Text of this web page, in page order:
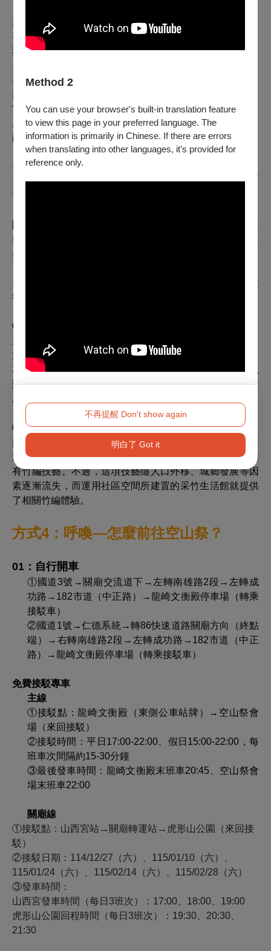
Method 2
You can use your browser's built-in translation feature
to view this page in your preferred language. The
information is primarily in Chinese. If there are errors
when translating into other languages, it’s provided for
reference only.
不再提醒 Don't show again
明白了 Got it
這次特別為2026「龍崎光節：空山祭」創作的《聲波
花》，靈感來自「山林呼喚」這個策展主題與龍崎的自然
環境，他以「無聲之聲」為引，探討自然與人之間未被聽
其結合聲音感測與光影控制，呈現出一種靜謐卻富含生命
當觀眾靠近時，彷彿受到召喚般，花瓣以聲波為律動緩緩
展開，透出神秘的藍綠光芒，在幽暗中閃耀如同宇宙深處
的能量生命體。
方式3：呼喚—除了觀賞作品以外，還
有哪些規劃？
祭還另外策畫了10場藝術導覽、3場主題工作坊、4場主題
表演及浪漫情人節特別企劃。
另外推薦兩個景點，一起規劃出屬於每個人的龍崎小旅
行。
01：龍崎區農會竹炭故事館
這是全台唯一由竹炭為主角的場域，由龍崎區農會經營，
並採用龍崎盛產的在地竹材燒製成品質優良的竹炭產品，
不但可以買到許多竹炭產品及參觀炭的種類以外，也可以
到鄰近參觀很少見的竹炭窯，看看竹炭窯的搭建及燒製竹
炭的過程，同時也有提供DIY體驗活動。
02：龍崎采竹生活館
龍崎擁有「采竹之鄉」的美譽。竹，在不同階段有不同用
途，龍崎除盛產竹筍，在其成長過後，亦有不少耆老都擁
有竹編技藝。不過，這項技藝隨人口外移、城鄉發展等因
素逐漸流失，而運用社區空間所建置的采竹生活館就提供
了相關竹編體驗。
方式4：呼喚—怎麼前往空山祭？
01：自行開車
①國道3號→關廟交流道下→左轉南雄路2段→左轉成
功路→182市道（中正路）→龍崎文衡殿停車場（轉乘
接駁車）
②國道1號→仁德系統→轉86快速道路關廟方向（終點
端）→右轉南雄路2段→左轉成功路→182市道（中正
路）→龍崎文衡殿停車場（轉乘接駁車）
免費接駁專車
主線
①接駁點：龍崎文衡殿（東側公車站牌）→空山祭會
場（來回接駁）
②接駁時間：平日17:00-22:00、假日15:00-22:00，每
班車次間隔約15-30分鐘
③最後發車時間：龍崎文衡殿末班車20:45、空山祭會
場末班車22:00
關廟線
①接駁點：山西宮站→關廟轉運站→虎形山公園（來回接
駁）
②接駁日期：114/12/27（六）、115/01/10（六）、
115/01/24（六）、115/02/14（六）、115/02/28（六）
③發車時間：
山西宮發車時間（每日3班次）：17:00、18:00、19:00
虎形山公園回程時間（每日3班次）：19:30、20:30、
21:30